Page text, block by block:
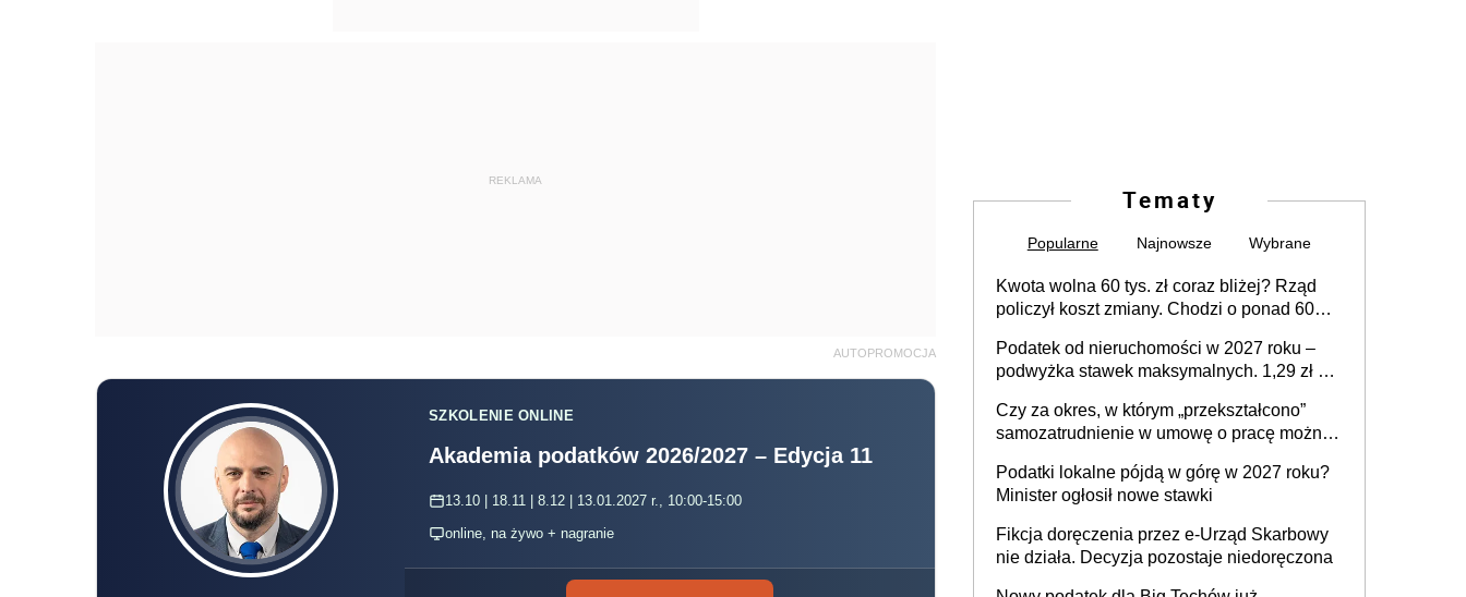
REKLAMA
AUTOPROMOCJA
SZKOLENIE ONLINE
Akademia podatków 2026/2027 – Edycja 11
13.10 | 18.11 | 8.12 | 13.01.2027 r., 10:00-15:00
online, na żywo + nagranie
Tematy
Popularne Najnowsze Wybrane
Kwota wolna 60 tys. zł coraz bliżej? Rząd
policzył koszt zmiany. Chodzi o ponad 60
Podatek od nieruchomości w 2027 roku –
podwyżka stawek maksymalnych. 1,29 zł za
budynków i lokali związanych z
prowadzeniem działalności gospodarczej
Czy za okres, w którym „przekształcono”
samozatrudnienie w umowę o pracę można
umowy cywilnoprawnej jedynym
racjonalnym wyjściem
Podatki lokalne pójdą w górę w 2027 roku?
Minister ogłosił nowe stawki
Fikcja doręczenia przez e-Urząd Skarbowy
nie działa. Decyzja pozostaje niedoręczona